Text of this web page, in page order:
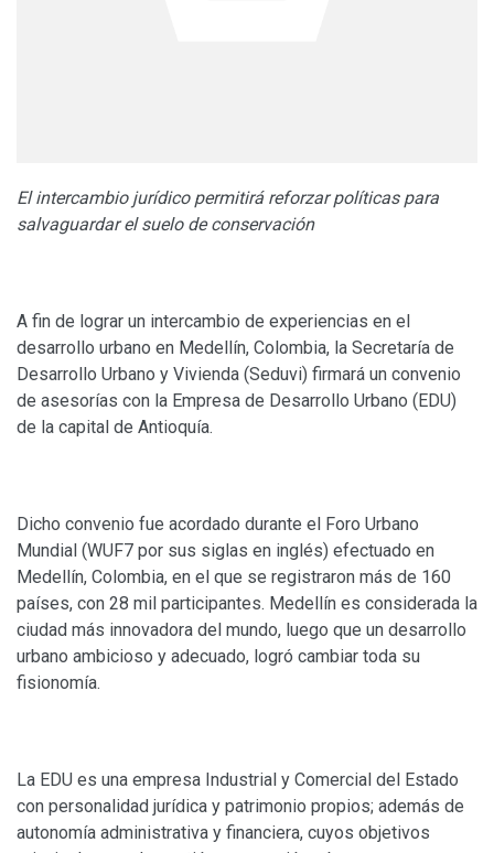
El intercambio jurídico permitirá reforzar políticas para
salvaguardar el suelo de conservación
A fin de lograr un intercambio de experiencias en el
desarrollo urbano en Medellín, Colombia, la Secretaría de
Desarrollo Urbano y Vivienda (Seduvi) firmará un convenio
de asesorías con la Empresa de Desarrollo Urbano (EDU)
de la capital de Antioquía.
Dicho convenio fue acordado durante el Foro Urbano
Mundial (WUF7 por sus siglas en inglés) efectuado en
Medellín, Colombia, en el que se registraron más de 160
países, con 28 mil participantes. Medellín es considerada la
ciudad más innovadora del mundo, luego que un desarrollo
urbano ambicioso y adecuado, logró cambiar toda su
fisionomía.
La EDU es una empresa Industrial y Comercial del Estado
con personalidad jurídica y patrimonio propios; además de
autonomía administrativa y financiera, cuyos objetivos